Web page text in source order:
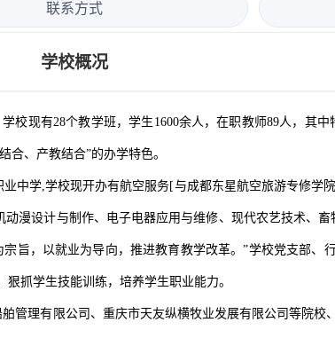
联系方式
学校概况
现有28个教学班，学生1600余人，在职教师89人，其中
合、产教结合”的办学特色。
学,学校现开办有航空服务[与成都东星航空旅游专修学
漫设计与制作、电子电器应用与维修、现代农艺技术、
旨，以就业为导向，推进教育教学改革。”学校党支部、
抓学生技能训练，培养学生职业能力。
理有限公司、重庆市天友纵横牧业发展有限公司等院校